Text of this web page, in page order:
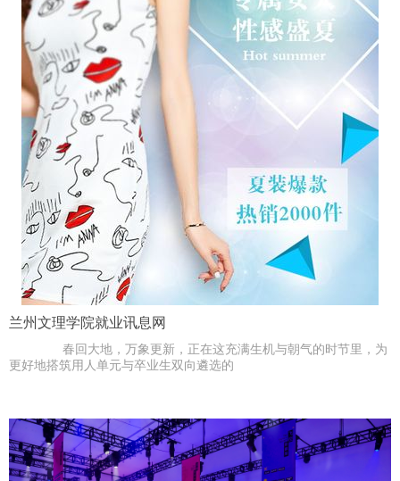
兰州文理学院就业讯息网
春回大地，万象更新，正在这充满生机与朝气的时节里，为
更好地搭筑用人单元与卒业生双向遴选的